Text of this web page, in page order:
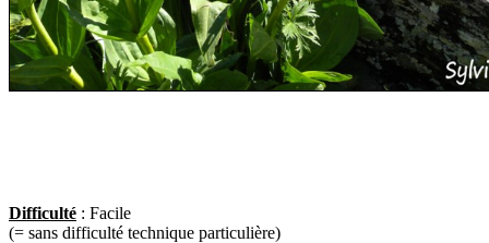
Difficulté : Facile
(= sans difficulté technique particulière)